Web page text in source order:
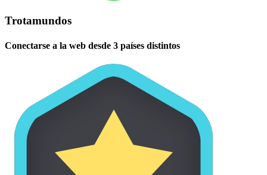
Trotamundos
Conectarse a la web desde 3 países distintos